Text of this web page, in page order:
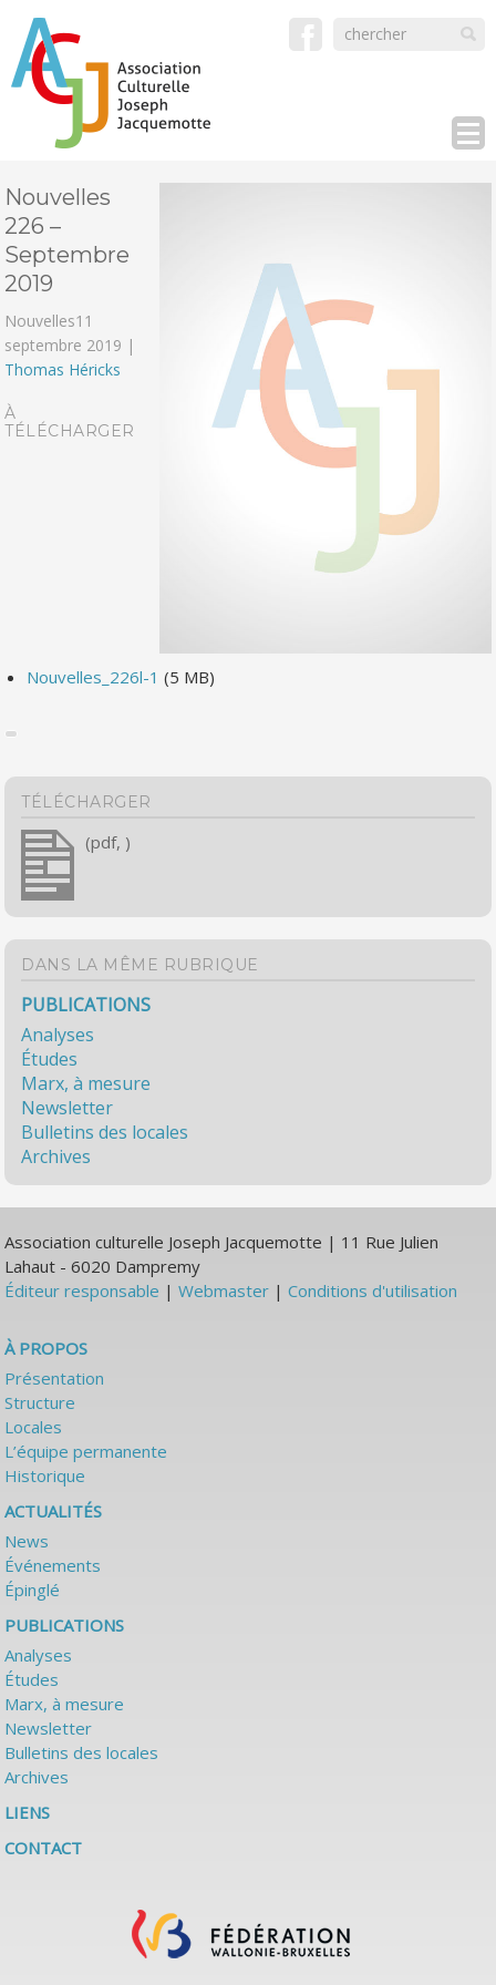
Nouvelles
226 –
Septembre
2019
Nouvelles11
septembre 2019 |
Thomas Héricks
À
TÉLÉCHARGER
Nouvelles_226l-1 (5 MB)
TÉLÉCHARGER
(pdf, )
DANS LA MÊME RUBRIQUE
PUBLICATIONS
Analyses
Études
Marx, à mesure
Newsletter
Bulletins des locales
Archives
Association culturelle Joseph Jacquemotte | 11 Rue Julien
Lahaut - 6020 Dampremy
Éditeur responsable |Webmaster |Conditions d'utilisation
À PROPOS
Présentation
Structure
Locales
L’équipe permanente
Historique
ACTUALITÉS
News
Événements
Épinglé
PUBLICATIONS
Analyses
Études
Marx, à mesure
Newsletter
Bulletins des locales
Archives
LIENS
CONTACT